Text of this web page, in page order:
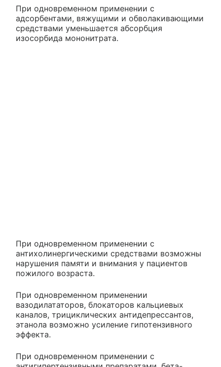
При одновременном применении с
адсорбентами, вяжущими и обволакивающими
средствами уменьшается абсорбция
изосорбида мононитрата.
При одновременном применении с
антихолинергическими средствами возможны
нарушения памяти и внимания у пациентов
пожилого возраста.
При одновременном применении
вазодилататоров, блокаторов кальциевых
каналов, трициклических антидепрессантов,
этанола возможно усиление гипотензивного
эффекта.
При одновременном применении с